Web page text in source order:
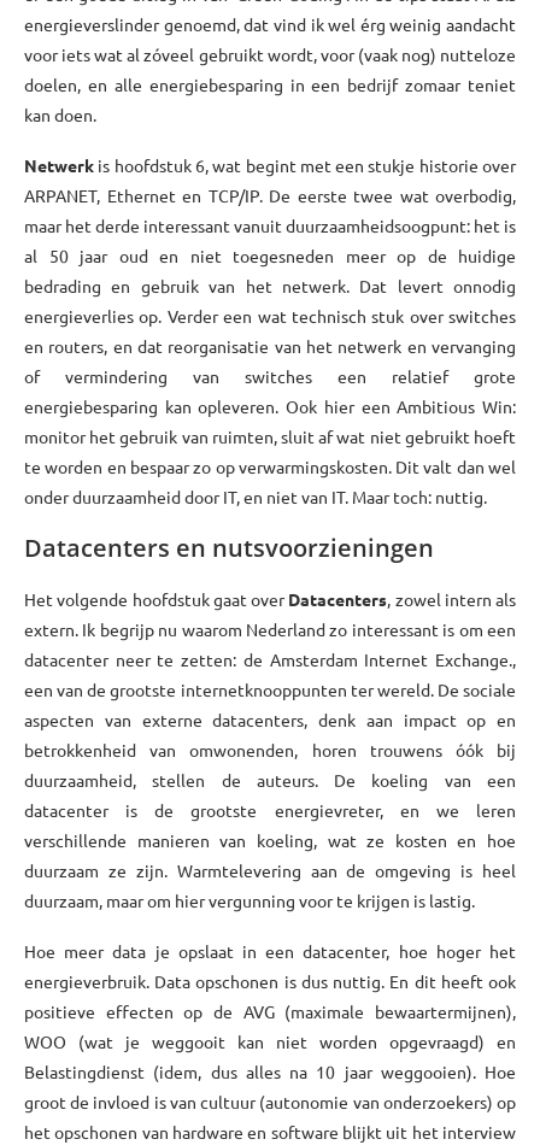
energieverslinder genoemd, dat vind ik wel érg weinig aandacht
voor iets wat al zóveel gebruikt wordt, voor (vaak nog) nutteloze
doelen, en alle energiebesparing in een bedrijf zomaar teniet
kan doen.
Netwerk is hoofdstuk 6, wat begint met een stukje historie over
ARPANET, Ethernet en TCP/IP. De eerste twee wat overbodig,
maar het derde interessant vanuit duurzaamheidsoogpunt: het is
al 50 jaar oud en niet toegesneden meer op de huidige
bedrading en gebruik van het netwerk. Dat levert onnodig
energieverlies op. Verder een wat technisch stuk over switches
en routers, en dat reorganisatie van het netwerk en vervanging
of vermindering van switches een relatief grote
energiebesparing kan opleveren. Ook hier een Ambitious Win:
monitor het gebruik van ruimten, sluit af wat niet gebruikt hoeft
te worden en bespaar zo op verwarmingskosten. Dit valt dan wel
onder duurzaamheid door IT, en niet van IT. Maar toch: nuttig.
Datacenters en nutsvoorzieningen
Het volgende hoofdstuk gaat overDatacenters, zowel intern als
extern. Ik begrijp nu waarom Nederland zo interessant is om een
datacenter neer te zetten: de Amsterdam Internet Exchange.,
een van de grootste internetknooppunten ter wereld. De sociale
aspecten van externe datacenters, denk aan impact op en
betrokkenheid van omwonenden, horen trouwens óók bij
duurzaamheid, stellen de auteurs. De koeling van een
datacenter is de grootste energievreter, en we leren
verschillende manieren van koeling, wat ze kosten en hoe
duurzaam ze zijn. Warmtelevering aan de omgeving is heel
duurzaam, maar om hier vergunning voor te krijgen is lastig.
Hoe meer data je opslaat in een datacenter, hoe hoger het
energieverbruik. Data opschonen is dus nuttig. En dit heeft ook
positieve effecten op de AVG (maximale bewaartermijnen),
WOO (wat je weggooit kan niet worden opgevraagd) en
Belastingdienst (idem, dus alles na 10 jaar weggooien). Hoe
groot de invloed is van cultuur (autonomie van onderzoekers) op
het opschonen van hardware en software blijkt uit het interview